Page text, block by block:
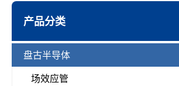
管装烧录
医疗保健 /
产品分类
盘古半导体
场效应管